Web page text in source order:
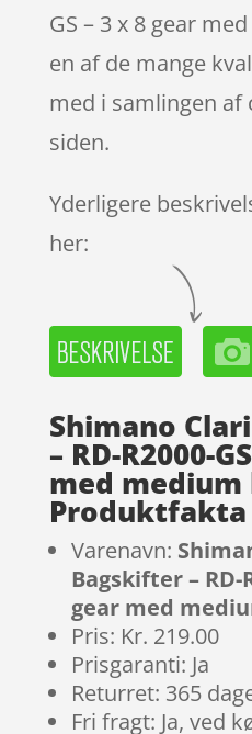
GS – 3 x 8 gear
en af de mange
med i samlingen af
siden.
Yderligere
her:
Shimano
– RD-R2000-
med medium
Produktfakta
Varenavn:
Bagskifter – RD-
gear med
Pris: Kr. 219.00
Prisgaranti: Ja
Returret: 365
Fri fragt: Ja, ved